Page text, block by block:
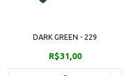
DARK GREEN - 229
R$31,00